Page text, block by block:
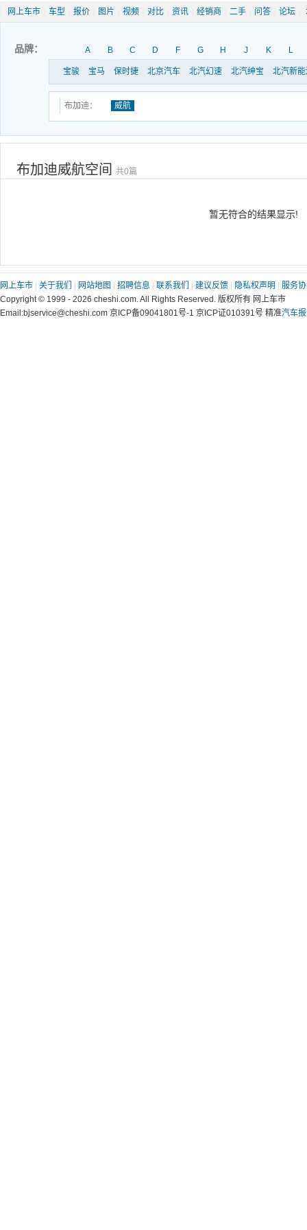
网上车市 车型 报价 图片 视频 对比 资讯 经销商 二手 问答 论坛
品牌： A B C D F G H J K L
宝骏 宝马 保时捷 北京汽车 北汽幻速 北汽绅宝 北汽新
布加迪： 威航
布加迪威航空间 共0篇
暂无符合的结果显示!
网上车市 关于我们 网站地图 招聘信息 联系我们 建议反馈 隐私权声明
服务
Copyright © 1999 - 2026 cheshi.com. All Rights Reserved. 版权所有 网上车市
Email:bjservice@cheshi.com 京ICP备09041801号-1 京ICP证010391号 精准汽车